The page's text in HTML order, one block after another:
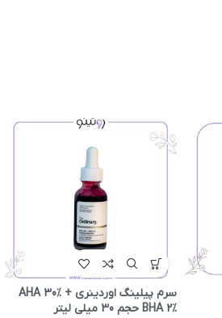
سرم پیلینگ اوردینری AHA 30% +
BHA 2% حجم 30 میلی لیتر